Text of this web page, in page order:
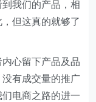
我们的产品，相
但这真的就够了
心留下产品及品
有成交量的推广
电商之路的进一